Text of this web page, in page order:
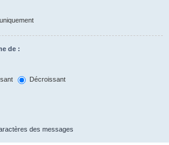
de :
Décroissant
des messages